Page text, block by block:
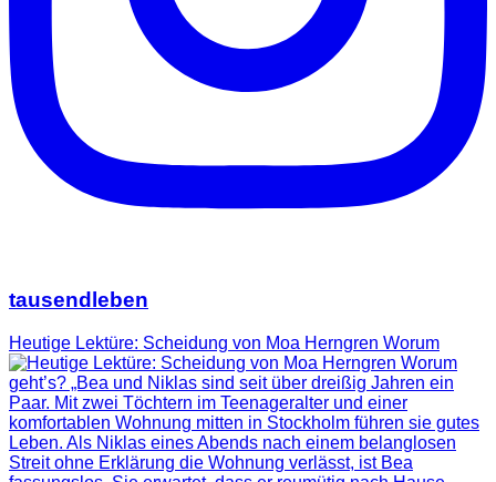
tausendleben
Heutige Lektüre: Scheidung von Moa Herngren Worum